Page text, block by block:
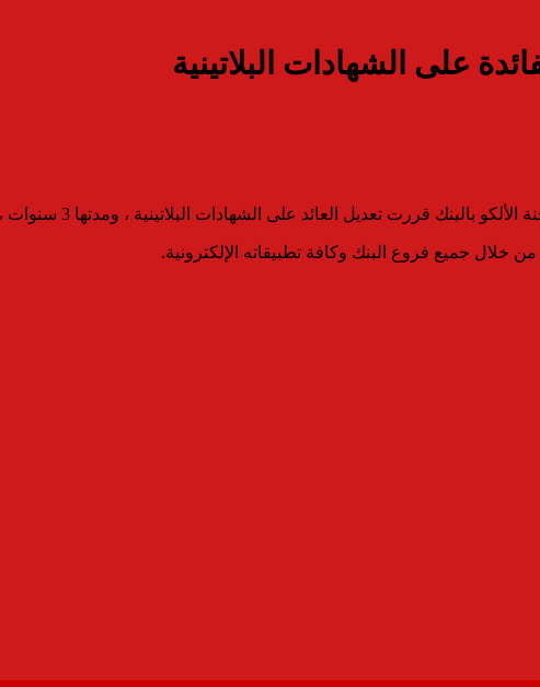
على الشهادات البلاتينية
على الشهادات البلاتينية ، ومدتها 3 سنوات ، ذات العائد الشهري لتصبح 17.25% بدلا من 16%.
خلال جميع فروع البنك وكافة تطبيقاته الإلكترونية.